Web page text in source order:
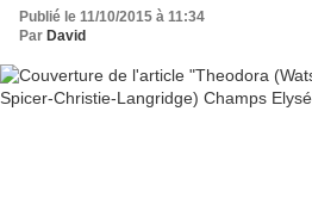
Publié le 11/10/2015 à 11:34
Par David